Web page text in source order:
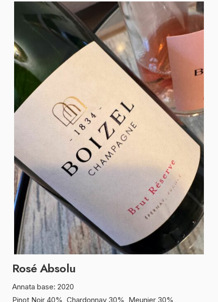
Rosé Absolu
Annata base: 2020
Pinot Noir 40%, Chardonnay 30%, Meunier 30%